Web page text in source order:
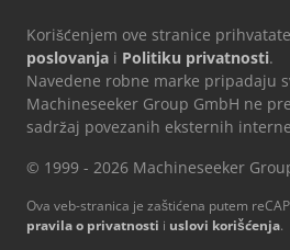
Korišćenjem ove stranice
poslovanja i Politiku privatnosti.
Navedene robne marke pripadaju
Machineseeker Group GmbH ne
sadržaj povezanih eksternih
© 1999 - 2026 Machineseeker
Ova veb-stranica je zaštićena putem
pravila o privatnosti i uslovi korišćenja.